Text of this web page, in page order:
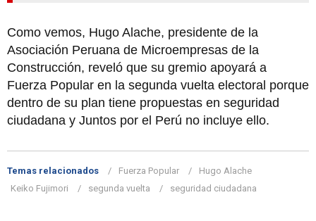
Como vemos, Hugo Alache, presidente de la
Asociación Peruana de Microempresas de la
Construcción, reveló que su gremio apoyará a
Fuerza Popular en la segunda vuelta electoral porque
dentro de su plan tiene propuestas en seguridad
ciudadana y Juntos por el Perú no incluye ello.
Temas relacionados Fuerza Popular
Hugo Alache
Keiko Fujimori
segunda vuelta seguridad ciudadana